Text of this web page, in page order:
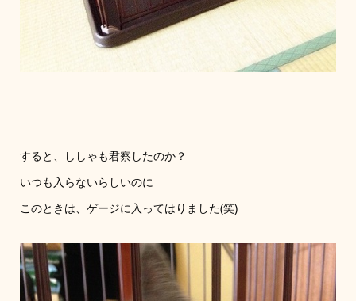
すると、ししゃも君察したのか？
いつも入らないらしいのに
このときは、ゲージに入ってはりました(笑)